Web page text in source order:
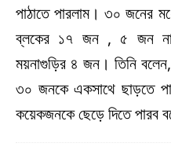
পাঠাতে পারলাম। ৩০ জনের
ব্লকের ১৭ জন , ৫ জন
ময়নাগুড়ির ৪ জন। তিনি
৩০ জনকে একসাথে ছাড়তে
কয়েকজনকে ছেড়ে দিতে পারব